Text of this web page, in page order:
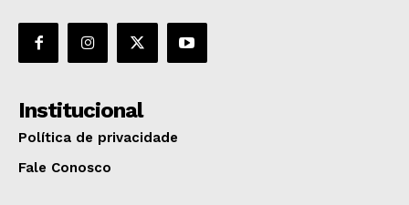
Institucional
Política de privacidade
Fale Conosco